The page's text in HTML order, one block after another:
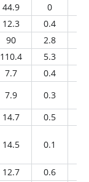
44.9 0
12.3 0.4
90 2.8
110.4 5.3
7.7 0.4
7.9 0.3
14.7 0.5
14.5 0.1
12.7 0.6